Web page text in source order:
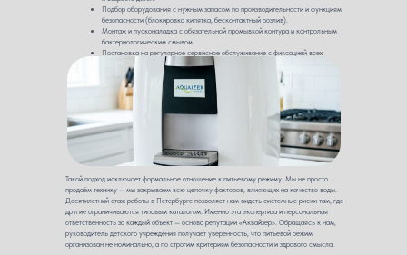
Подбор оборудования с нужным запасом по производительности и функциям
безопасности (блокировка кипятка, бесконтактный розлив).
Монтаж и пусконаладка с обязательной промывкой контура и контрольным
бактериологическим смывом.
Постановка на регулярное сервисное обслуживание с фиксацией всех
операций в электронном санитарном журнале.
Такой подход исключает формальное отношение к питьевому режиму. Мы не просто
продаём технику — мы закрываем всю цепочку факторов, влияющих на качество воды.
Десятилетний стаж работы в Петербурге позволяет нам видеть системные риски там, где
другие ограничиваются типовым каталогом. Именно эта экспертиза и персональная
ответственность за каждый объект — основа репутации «Аквайзер». Обращаясь к нам,
руководитель детского учреждения получает уверенность, что питьевой режим
организован не номинально, а по строгим критериям безопасности и здравого смысла.